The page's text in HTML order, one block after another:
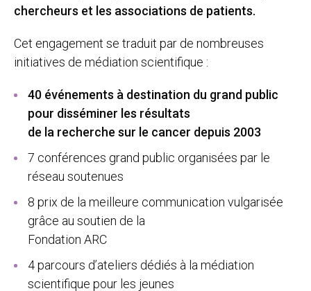
chercheurs et les associations de patients.
Cet engagement se traduit par de nombreuses
initiatives de médiation scientifique :
40 événements à destination du grand public
pour disséminer les résultats
de la recherche sur le cancer depuis 2003
7 conférences grand public organisées par le
réseau soutenues
8 prix de la meilleure communication vulgarisée
grâce au soutien de la
Fondation ARC
4 parcours d’ateliers dédiés à la médiation
scientifique pour les jeunes